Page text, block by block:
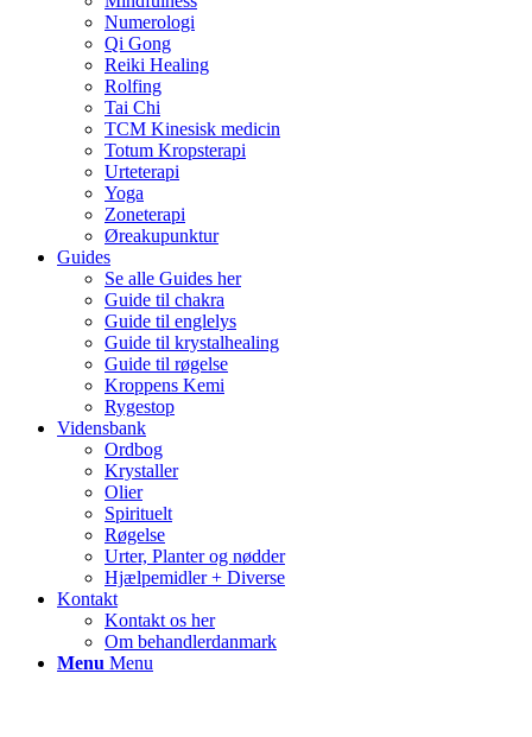
Numerologi
Qi Gong
Reiki Healing
Rolfing
Tai Chi
TCM Kinesisk medicin
Totum Kropsterapi
Urteterapi
Yoga
Zoneterapi
Øreakupunktur
Guides
Se alle Guides her
Guide til chakra
Guide til englelys
Guide til krystalhealing
Guide til røgelse
Kroppens Kemi
Rygestop
Vidensbank
Ordbog
Krystaller
Olier
Spirituelt
Røgelse
Urter, Planter og nødder
Hjælpemidler + Diverse
Kontakt
Kontakt os her
Om behandlerdanmark
Menu Menu